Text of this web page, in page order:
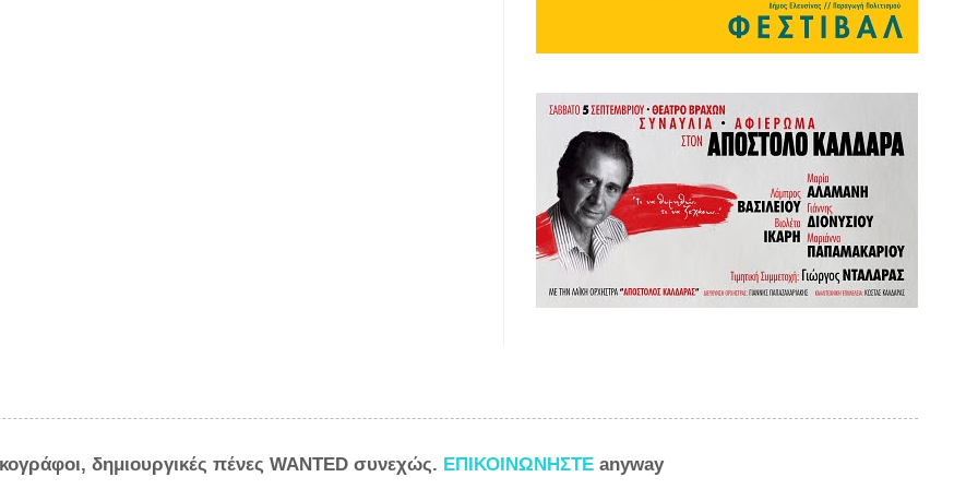
δημιουργικές πένες WANTED συνεχώς. ΕΠΙΚΟΙΝΩΝΗΣΤΕ anyway